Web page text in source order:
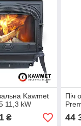
Kawmet
11,3 kW
₴
Піч
44